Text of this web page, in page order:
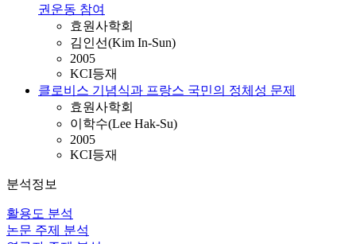
권운동 참여
효원사학회
김인선(Kim In-Sun)
2005
KCI등재
클로비스 기념식과 프랑스 국민의 정체성 문제
효원사학회
이학수(Lee Hak-Su)
2005
KCI등재
분석정보
활용도 분석
논문 주제 분석